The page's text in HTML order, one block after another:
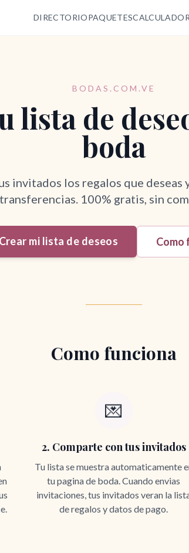
DIRECTORIOPAQUETES
BODAS.COM.VE
lista de
boda
invitados los regalos que deseas
transferencias. 100% gratis, sin
Crear mi lista de deseos Como
Como funciona
💌
2. Comparte con tus invitados
Tu lista se muestra automaticamente
tu pagina de boda. Cuando envias
invitaciones, tus invitados veran la
de regalos y datos de pago.